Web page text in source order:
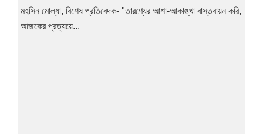
মহসিন মোল্যা, বিশেষ প্রতিবেদক- "তারণ্যের আশা-আকাঙ্খা বাস্তবায়ন করি,
আজকের প্রত্যয়ে...